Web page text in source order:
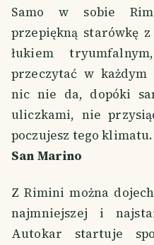
Samo w sobie
przepiękną starówkę
łukiem
przeczytać w
nic nie da, dopóki
uliczkami, nie
poczujesz tego klimatu.
San Marino
Z Rimini można
najmniejszej i
Autokar startuje